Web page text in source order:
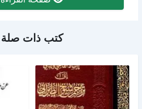
كتب ذات صلة